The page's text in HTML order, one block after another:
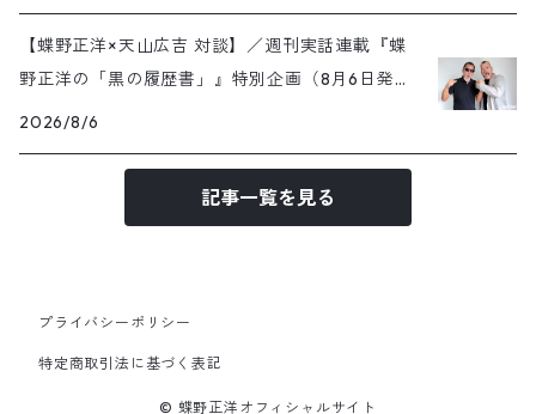
【蝶野正洋×天山広吉 対談】／週刊実話連載『蝶
野正洋の「黒の履歴書」』特別企画（8月6日発売
号）
2026/8/6
記事一覧を見る
プライバシーポリシー
特定商取引法に基づく表記
© 蝶野正洋オフィシャルサイト